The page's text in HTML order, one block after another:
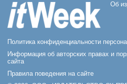
Об
Политика конфиденциальности
Информация об авторских правах и
сайта
Правила поведения на сайте